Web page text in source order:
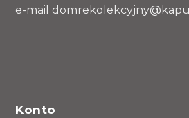
e-mail
Konto